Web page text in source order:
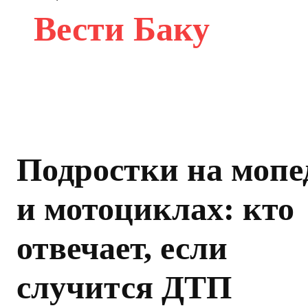
Вести Баку
Подростки на
и мотоциклах: кто
отвечает, если
случится ДТП